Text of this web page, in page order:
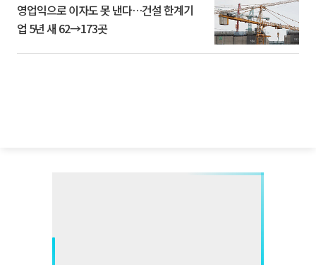
영업익으로 이자도 못 낸다…건설 한계기
업 5년 새 62→173곳